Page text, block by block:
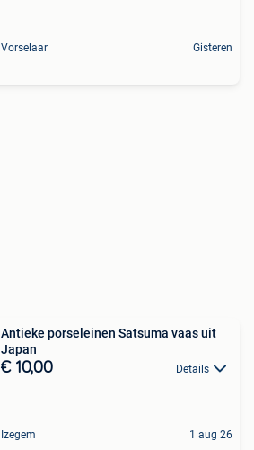
Vorselaar Gisteren
Antieke porseleinen Satsuma vaas uit
Japan
€ 10,00 Details
Izegem 1 aug 26